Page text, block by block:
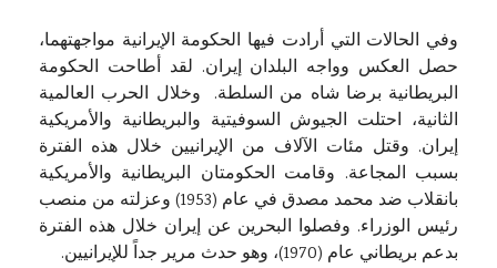
وفي الحالات التي أرادت فيها الحكومة الإيرانية مواجهتهما،
حصل العكس وواجه البلدان إيران. لقد أطاحت الحكومة
البريطانية برضا شاه من السلطة. وخلال الحرب العالمية
الثانية، احتلت الجيوش السوفيتية والبريطانية والأمريكية
إيران. وقتل مئات الآلاف من الإيرانيين خلال هذه الفترة
بسبب المجاعة. وقامت الحكومتان البريطانية والأمريكية
بانقلاب ضد محمد مصدق في عام (1953) وعزلته من منصب
رئيس الوزراء. وفصلوا البحرين عن إيران خلال هذه الفترة
بدعم بريطاني عام (1970)، وهو حدث مرير جداً للإيرانيين.